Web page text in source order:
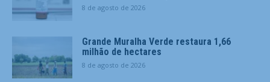
8 de agosto de 2026
Grande Muralha Verde restaura 1,66
milhão de hectares
8 de agosto de 2026